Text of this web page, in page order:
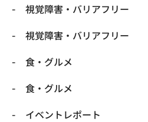
​視覚障害・バリアフリー
​視覚障害・バリアフリー
​食・グルメ
​食・グルメ
イベントレポート